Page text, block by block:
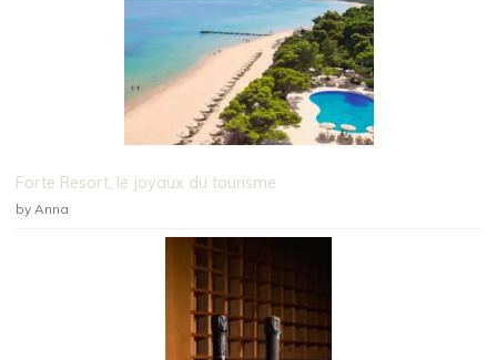
Forte Resort, le joyaux du tourisme
by Anna